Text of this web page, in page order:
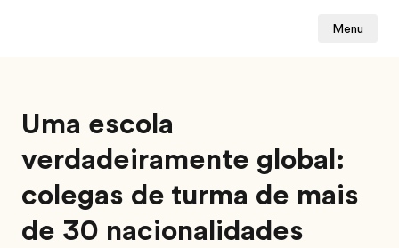
Menu
Uma escola
verdadeiramente global:
colegas de turma de mais
de 30 nacionalidades